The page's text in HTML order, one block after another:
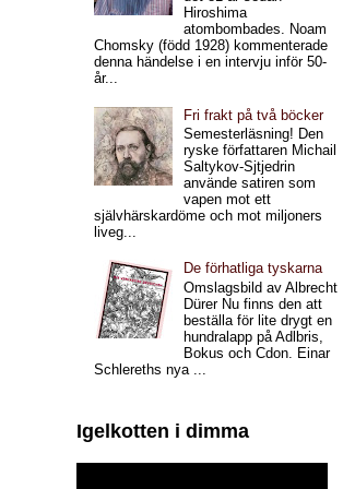
Hiroshima
atombombades. Noam
Chomsky (född 1928) kommenterade
denna händelse i en intervju inför 50-
år...
Fri frakt på två böcker
Semesterläsning! Den
ryske författaren Michail
Saltykov-Sjtjedrin
använde satiren som
vapen mot ett
självhärskardöme och mot miljoners
liveg...
De förhatliga tyskarna
Omslagsbild av Albrecht
Dürer Nu finns den att
beställa för lite drygt en
hundralapp på Adlbris,
Bokus och Cdon. Einar
Schlereths nya ...
Igelkotten i dimma